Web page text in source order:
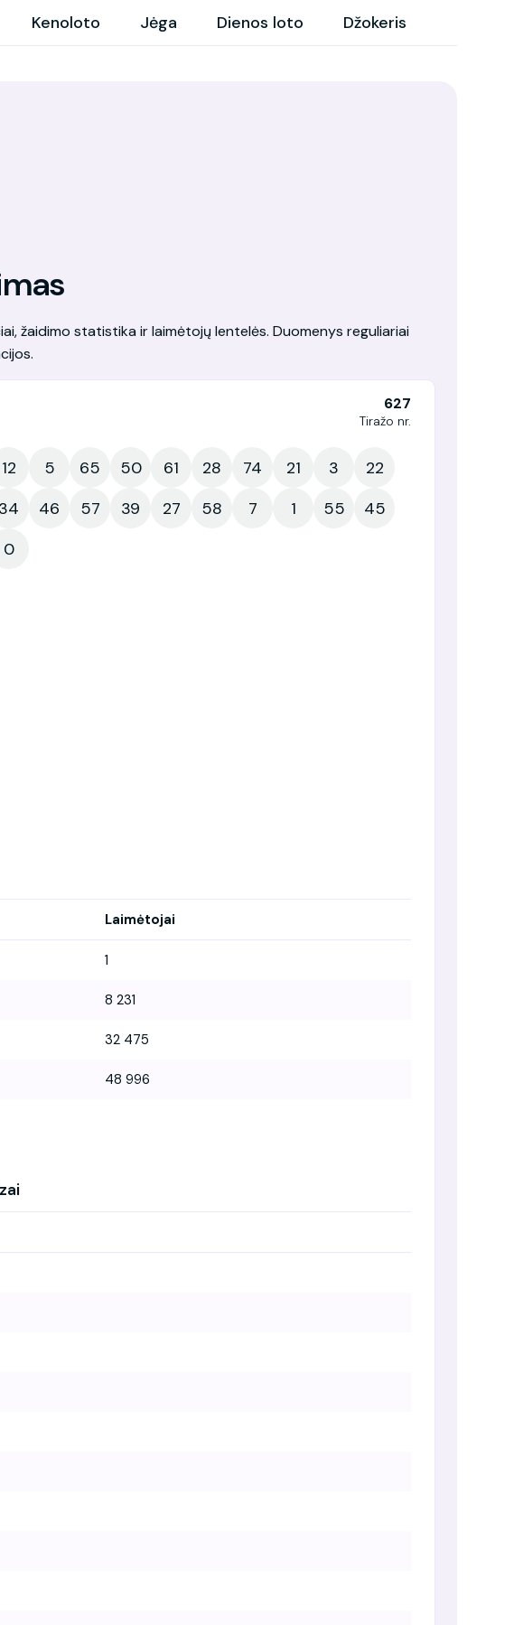
Kenoloto Jėga Dienos loto Džokeris
žaidimo statistika ir laimėtojų lentelės. Duomenys reguliariai
627
Tiražo nr.
12 5 65 50 61 28 74 21 3
22
34 46 57 39 27 58 7 1 55
45
0
Laimėtojai
1
8 231
32 475
48 996